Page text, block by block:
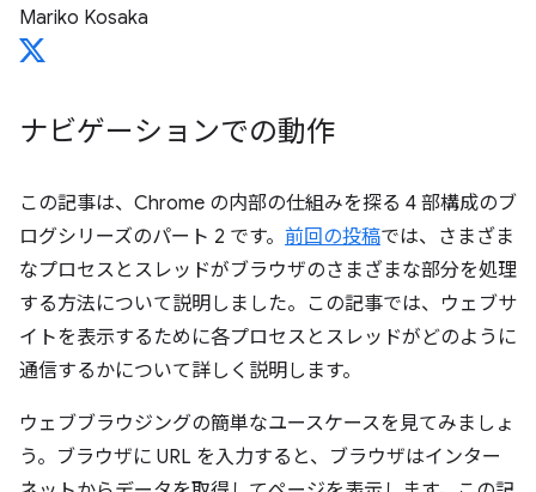
Mariko Kosaka
ナビゲーションでの動作
この記事は、Chrome の内部の仕組みを探る 4 部構成のブ
ログシリーズのパート 2 です。 前回の投稿では、さまざま
なプロセスとスレッドがブラウザのさまざまな部分を処理
する方法について説明しました。この記事では、ウェブサ
イトを表示するために各プロセスとスレッドがどのように
通信するかについて詳しく説明します。
ウェブブラウジングの簡単なユースケースを見てみましょ
う。ブラウザに URL を入力すると、ブラウザはインター